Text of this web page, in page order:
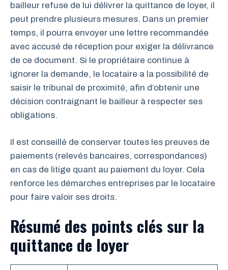
bailleur refuse de lui délivrer la quittance de loyer, il
peut prendre plusieurs mesures. Dans un premier
temps, il pourra envoyer une lettre recommandée
avec accusé de réception pour exiger la délivrance
de ce document. Si le propriétaire continue à
ignorer la demande, le locataire a la possibilité de
saisir le tribunal de proximité, afin d’obtenir une
décision contraignant le bailleur à respecter ses
obligations.
Il est conseillé de conserver toutes les preuves de
paiements (relevés bancaires, correspondances)
en cas de litige quant au paiement du loyer. Cela
renforce les démarches entreprises par le locataire
pour faire valoir ses droits.
Résumé des points clés sur la
quittance de loyer